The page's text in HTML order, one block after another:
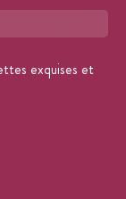
exquises et